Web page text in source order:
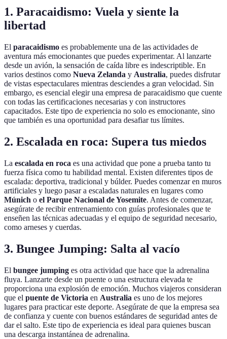
1. Paracaidismo: Vuela y siente la
libertad
El paracaidismo es probablemente una de las actividades de
aventura más emocionantes que puedes experimentar. Al lanzarte
desde un avión, la sensación de caída libre es indescriptible. En
varios destinos como Nueva Zelanda y Australia, puedes disfrutar
de vistas espectaculares mientras desciendes a gran velocidad. Sin
embargo, es esencial elegir una empresa de paracaidismo que cuente
con todas las certificaciones necesarias y con instructores
capacitados. Este tipo de experiencia no solo es emocionante, sino
que también es una oportunidad para desafiar tus límites.
2. Escalada en roca: Supera tus miedos
La escalada en roca es una actividad que pone a prueba tanto tu
fuerza física como tu habilidad mental. Existen diferentes tipos de
escalada: deportiva, tradicional y búlder. Puedes comenzar en muros
artificiales y luego pasar a escaladas naturales en lugares como
Múnich o el Parque Nacional de Yosemite. Antes de comenzar,
asegúrate de recibir entrenamiento con guías profesionales que te
enseñen las técnicas adecuadas y el equipo de seguridad necesario,
como arneses y cuerdas.
3. Bungee Jumping: Salta al vacío
El bungee jumping es otra actividad que hace que la adrenalina
fluya. Lanzarte desde un puente o una estructura elevada te
proporciona una explosión de emoción. Muchos viajeros consideran
que el puente de Victoria en Australia es uno de los mejores
lugares para practicar este deporte. Asegúrate de que la empresa sea
de confianza y cuente con buenos estándares de seguridad antes de
dar el salto. Este tipo de experiencia es ideal para quienes buscan
una descarga instantánea de adrenalina.